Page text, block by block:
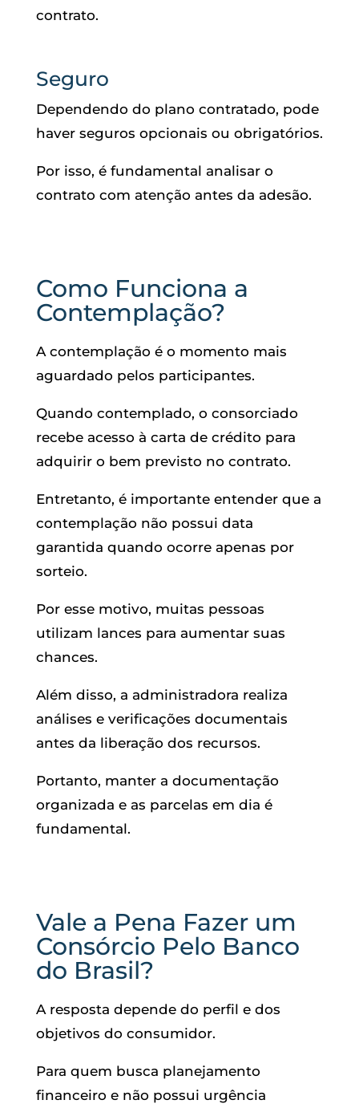
contrato.
Seguro
Dependendo do plano contratado, pode
haver seguros opcionais ou obrigatórios.
Por isso, é fundamental analisar o
contrato com atenção antes da adesão.
Como Funciona a
Contemplação?
A contemplação é o momento mais
aguardado pelos participantes.
Quando contemplado, o consorciado
recebe acesso à carta de crédito para
adquirir o bem previsto no contrato.
Entretanto, é importante entender que a
contemplação não possui data
garantida quando ocorre apenas por
sorteio.
Por esse motivo, muitas pessoas
utilizam lances para aumentar suas
chances.
Além disso, a administradora realiza
análises e verificações documentais
antes da liberação dos recursos.
Portanto, manter a documentação
organizada e as parcelas em dia é
fundamental.
Vale a Pena Fazer um
Consórcio Pelo Banco
do Brasil?
A resposta depende do perfil e dos
objetivos do consumidor.
Para quem busca planejamento
financeiro e não possui urgência